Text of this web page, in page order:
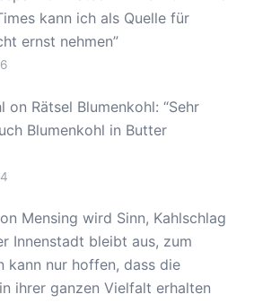
kann ich als Quelle für
ernst nehmen”
on Rätsel Blumenkohl: “Sehr
Blumenkohl in Butter
on Mensing wird Sinn, Kahlschlag
Innenstadt bleibt aus, zum
kann nur hoffen, dass die
ihrer ganzen Vielfalt erhalten